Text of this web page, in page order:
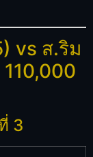
vs ส.ริม
3